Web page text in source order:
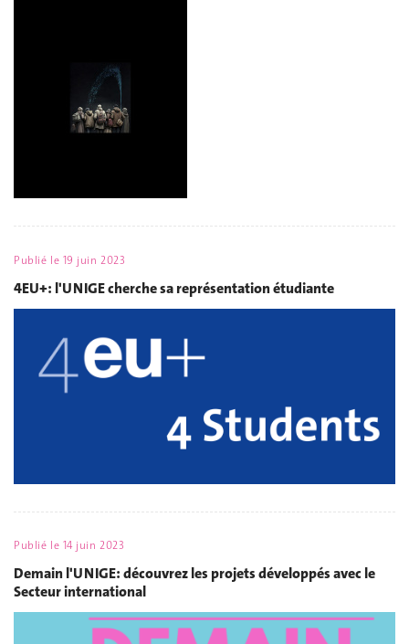
Publié le 19 juin 2023
4EU+: l'UNIGE cherche sa représentation étudiante
Publié le 14 juin 2023
Demain l'UNIGE: découvrez les projets développés avec le
Secteur international